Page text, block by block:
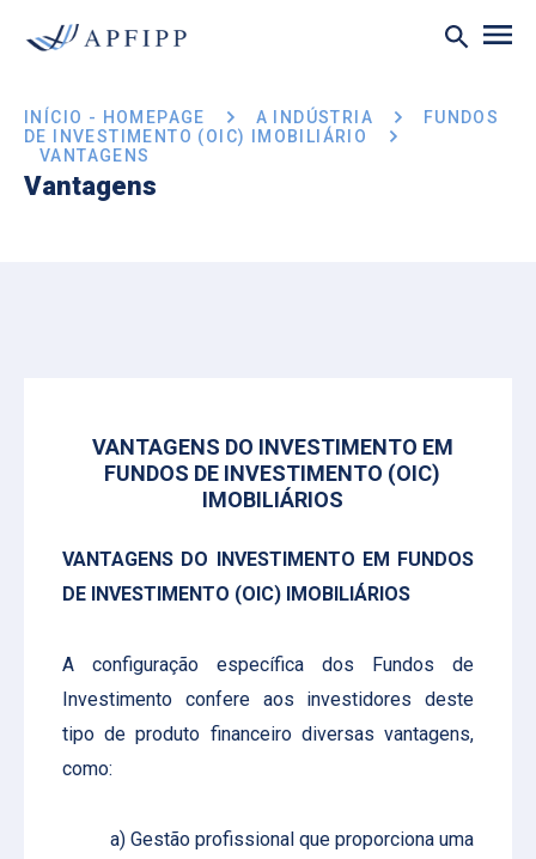
INÍCIO - HOMEPAGE A INDÚSTRIA
FUNDOS
DE INVESTIMENTO (OIC) IMOBILIÁRIO
VANTAGENS
Vantagens
VANTAGENS DO INVESTIMENTO EM
FUNDOS DE INVESTIMENTO (OIC)
IMOBILIÁRIOS
VANTAGENS DO INVESTIMENTO EM FUNDOS
DE INVESTIMENTO (OIC) IMOBILIÁRIOS
A configuração específica dos Fundos de
Investimento confere aos investidores deste
tipo de produto financeiro diversas vantagens,
como:
a) Gestão profissional que proporciona uma